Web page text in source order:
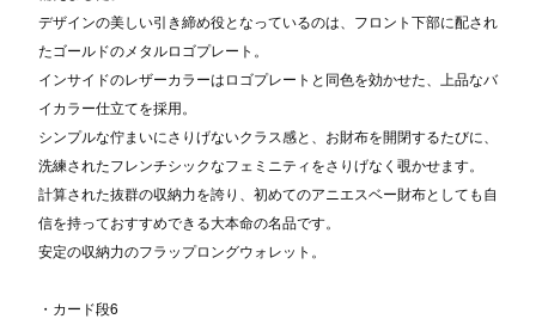
デザインの美しい引き締め役となっているのは、フロント下部に配され
たゴールドのメタルロゴプレート。
インサイドのレザーカラーはロゴプレートと同色を効かせた、上品なバ
イカラー仕立てを採用。
シンプルな佇まいにさりげないクラス感と、お財布を開閉するたびに、
洗練されたフレンチシックなフェミニティをさりげなく覗かせます。
計算された抜群の収納力を誇り、初めてのアニエスベー財布としても自
信を持っておすすめできる大本命の名品です。
安定の収納力のフラップロングウォレット。
・カード段6